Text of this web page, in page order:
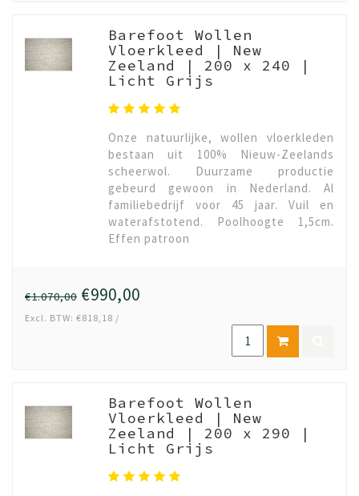
Barefoot Wollen
Vloerkleed | New
Zeeland | 200 x 240 |
Licht Grijs
Onze natuurlijke, wollen vloerkleden
bestaan uit 100% Nieuw-Zeelands
scheerwol. Duurzame productie
gebeurd gewoon in Nederland. Al
familiebedrijf voor 45 jaar. Vuil en
waterafstotend. Poolhoogte 1,5cm.
Effen patroon
€1.070,00 €990,00
Excl. BTW: €818,18 /
Barefoot Wollen
Vloerkleed | New
Zeeland | 200 x 290 |
Licht Grijs